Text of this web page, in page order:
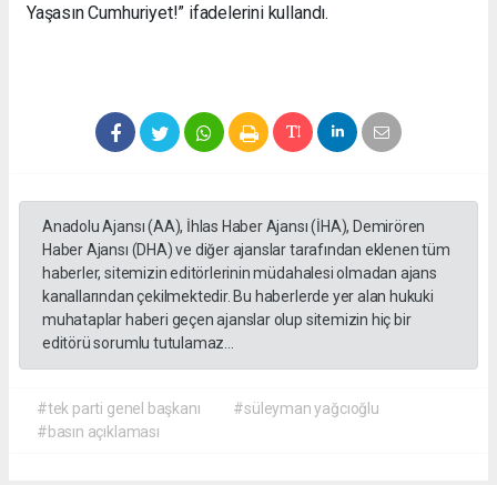
Yaşasın Cumhuriyet!” ifadelerini kullandı.
Anadolu Ajansı (AA), İhlas Haber Ajansı (İHA), Demirören
Haber Ajansı (DHA) ve diğer ajanslar tarafından eklenen tüm
haberler, sitemizin editörlerinin müdahalesi olmadan ajans
kanallarından çekilmektedir. Bu haberlerde yer alan hukuki
muhataplar haberi geçen ajanslar olup sitemizin hiç bir
editörü sorumlu tutulamaz...
#tek parti genel başkanı
#süleyman yağcıoğlu
#basın açıklaması